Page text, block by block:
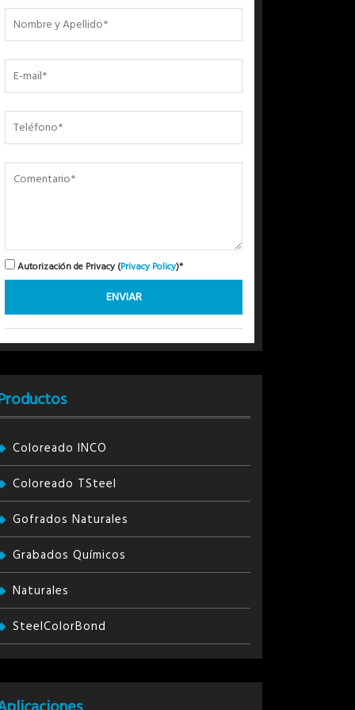
Autorización de Privacy (Privacy Policy)*
Coloreado INCO
Coloreado TSteel
Gofrados Naturales
Grabados Químicos
Naturales
SteelColorBond